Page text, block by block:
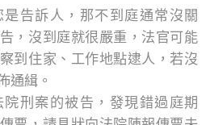
告訴人，那不到庭通常沒關
，沒到庭就很嚴重，法官可能
到住家、工作地點逮人，若沒
通緝。
刑案的被告，發現錯過庭期